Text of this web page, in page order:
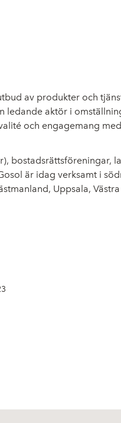
av produkter och
aktör i
och engagemang
bostadsrättsföreningar,
är idag verksamt i
Uppsala,